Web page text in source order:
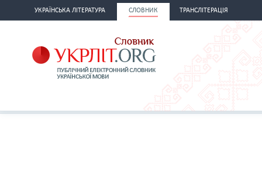
УКРАЇНСЬКА ЛІТЕРАТУРА СЛОВНИК ТРАНСЛІТЕРАЦІЯ